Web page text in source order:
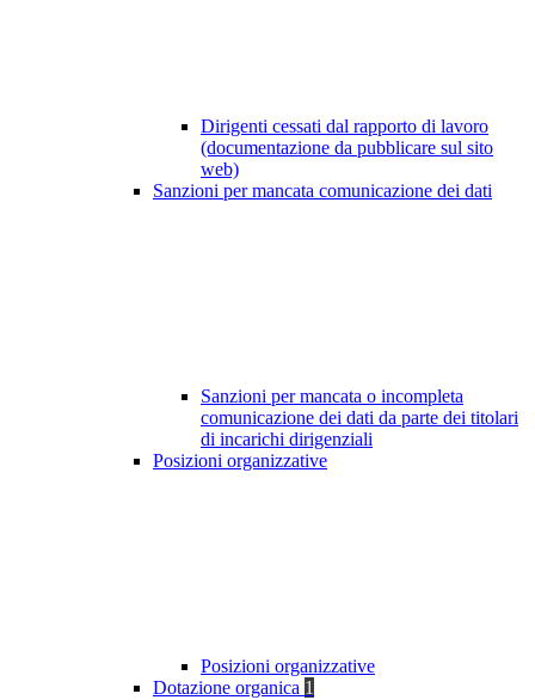
Dirigenti cessati dal rapporto di lavoro
(documentazione da pubblicare sul sito
web)
Sanzioni per mancata comunicazione dei dati
Sanzioni per mancata o incompleta
comunicazione dei dati da parte dei titolari
di incarichi dirigenziali
Posizioni organizzative
Posizioni organizzative
Dotazione organica 1